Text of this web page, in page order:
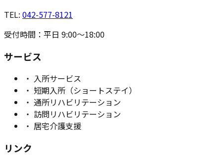
TEL: 042-577-8121
受付時間：平日 9:00〜18:00
サービス
・ 入所サービス
・ 短期入所（ショートステイ）
・ 通所リハビリテーション
・ 訪問リハビリテーション
・ 居宅介護支援
リンク